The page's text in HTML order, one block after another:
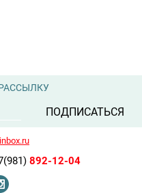
ПОДПИСАТЬСЯ
892-12-04